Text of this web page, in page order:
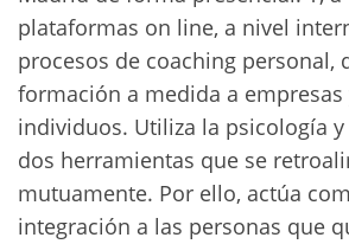
plataformas on line, a nivel
procesos de coaching personal,
formación a medida a empresas
individuos. Utiliza la psicología
dos herramientas que se
mutuamente. Por ello, actúa
integración a las personas que